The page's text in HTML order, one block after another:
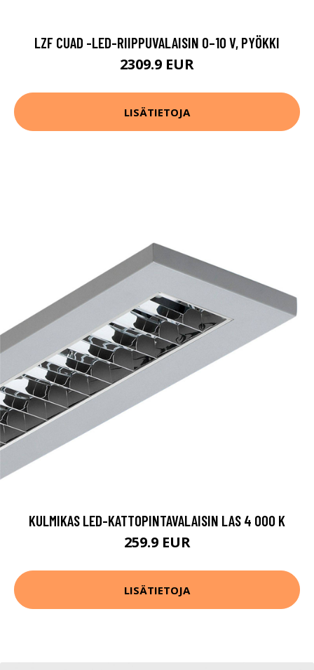
LZF CUAD -LED-RIIPPUVALAISIN 0–10 V, PYÖKKI
2309.9 EUR
LISÄTIETOJA
KULMIKAS LED-KATTOPINTAVALAISIN LAS 4 000 K
259.9 EUR
LISÄTIETOJA